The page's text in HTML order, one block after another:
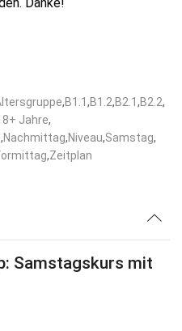
,B1.1 ,B1.2,B2.1 ,B2.2,
Jahre,
,Nachmittag,Niveau,Samstag,
,Zeitplan
Samstagskurs mit